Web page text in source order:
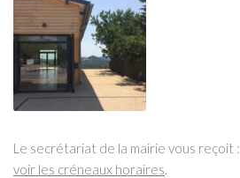
Le secrétariat de la mairie vous reçoit :
voir les créneaux horaires.